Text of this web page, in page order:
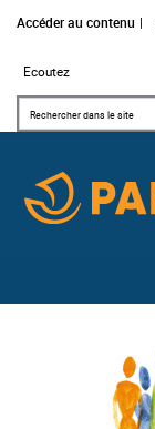
Accéder au contenu
Ecoutez
Mots clés